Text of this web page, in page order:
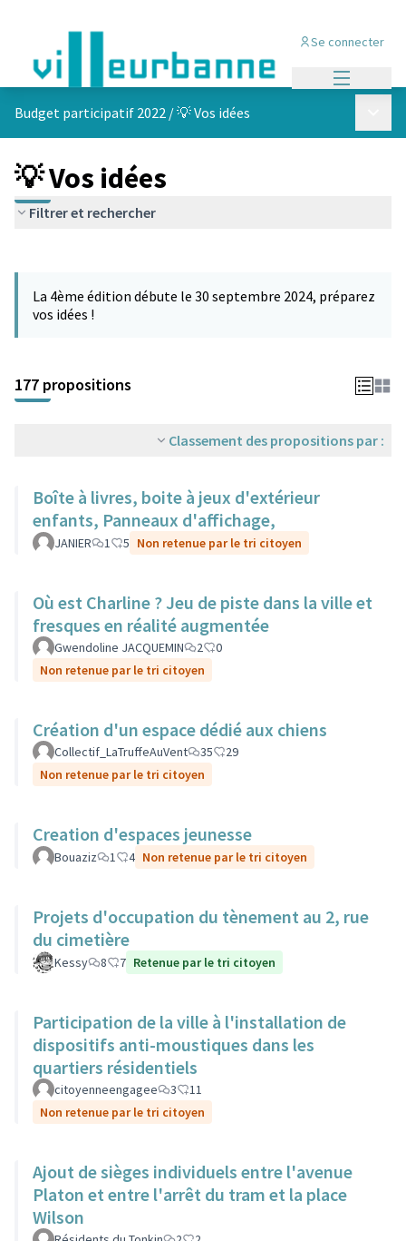
Se connecter
Budget participatif 2022 /💡 Vos idées
💡 Vos idées
Filtrer et rechercher
−
La 4ème édition débute le 30 septembre 2024, préparez
vos idées !
177 propositions
Classement des propositions par :
Boîte à livres, boite à jeux d'extérieur
enfants, Panneaux d'affichage,
JANIER 1 5 Non retenue par le tri citoyen
Où est Charline ? Jeu de piste dans la ville et
fresques en réalité augmentée
Gwendoline JACQUEMIN 2
0
Non retenue par le tri citoyen
Création d'un espace dédié aux chiens
Collectif_LaTruffeAuVent 35
29
Non retenue par le tri citoyen
Creation d'espaces jeunesse
Bouaziz 1 4 Non retenue par le tri citoyen
Projets d'occupation du tènement au 2, rue
du cimetière
Kessy 8 7 Retenue par le tri citoyen
Participation de la ville à l'installation de
dispositifs anti-moustiques dans les
quartiers résidentiels
citoyenneengagee 3
11
Non retenue par le tri citoyen
Ajout de sièges individuels entre l'avenue
Platon et entre l'arrêt du tram et la place
Wilson